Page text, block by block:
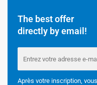
The best offer
directly by email!
Après votre inscription,